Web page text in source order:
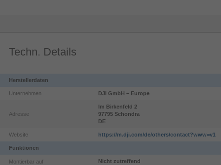
Techn. Details
Herstellerdaten
Unternehmen DJI GmbH – Europe
Adresse
Im Birkenfeld 2
97795 Schondra
DE
Website https://m.dji.com/de/others/contact?www=v1
Funktionen
Montierbar auf Nicht zutreffend